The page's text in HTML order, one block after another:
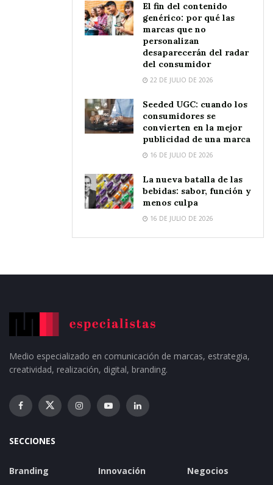
El fin del contenido
genérico: por qué las
marcas que no
personalizan
desaparecerán del radar
del consumidor
22 DE JULIO DE 2026
Seeded UGC: cuando los
consumidores se
convierten en la mejor
publicidad de una marca
16 DE JULIO DE 2026
La nueva batalla de las
bebidas: sabor, función y
menos culpa
16 DE JULIO DE 2026
Medio especializado en comunicación de marcas, estrategia,
creatividad, realización, digital, branding.
SECCIONES
Branding
Innovación
Negocios